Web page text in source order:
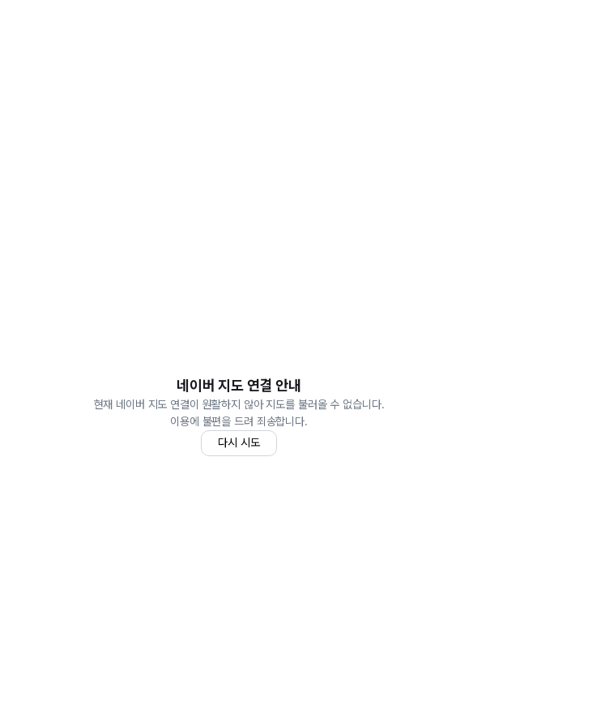
네이버 지도 연결 안내
현재 네이버 지도 연결이 원활하지 않아 지도를 불러올 수 없습니다.
이용에 불편을 드려 죄송합니다.
다시 시도